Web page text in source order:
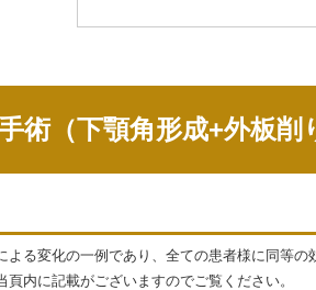
術（下顎角形成+外板削
よる変化の一例であり、全ての患者様に同等
頁内に記載がございますのでご覧ください。